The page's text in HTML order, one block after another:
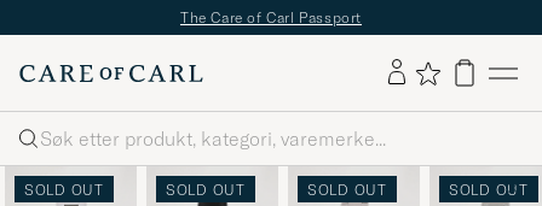
The Care of Carl Passport
Søk
SOLD OUT SOLD OUT SOLD OUT SOLD OUT